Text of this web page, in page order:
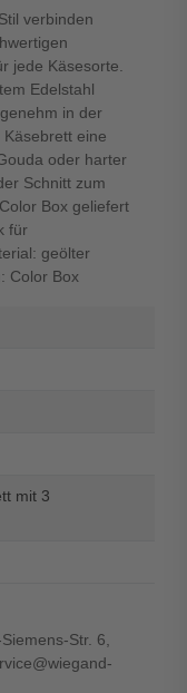
verbinden
jede Käsesorte.
Edelstahl
in der
eine
oder harter
Schnitt zum
Box geliefert
für
geölter
Color Box
mit 3
Str. 6,